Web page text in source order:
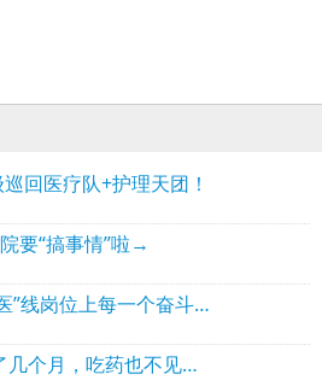
回医疗队+护理天团！
要“搞事情”啦→
西南医大中医院：致敬“医”线岗位上每一个奋斗的“你”
【5月7日哮喘义诊】咳了几个月，吃药也不见好？泸州市人医呼吸科专家帮你揪出病根